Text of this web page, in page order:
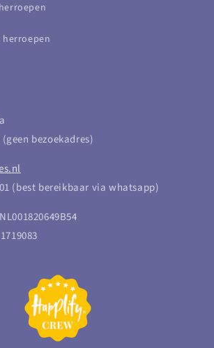
bezoekadres)
(best bereikbaar via whatsapp)